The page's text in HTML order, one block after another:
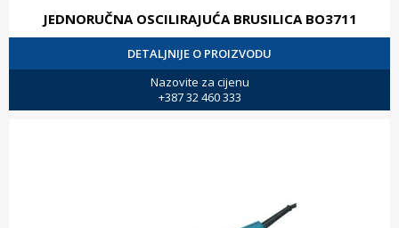
JEDNORUČNA OSCILIRAJUĆA BRUSILICA BO3711
DETALJNIJE O PROIZVODU
Nazovite za cijenu
+387 32 460 333